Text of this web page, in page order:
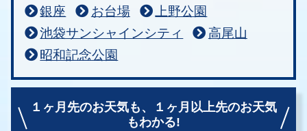
銀座
お台場
上野公園
池袋サンシャインシティ
高尾山
昭和記念公園
１ヶ月先のお天気も、
１ヶ月以上先のお天気
もわかる!